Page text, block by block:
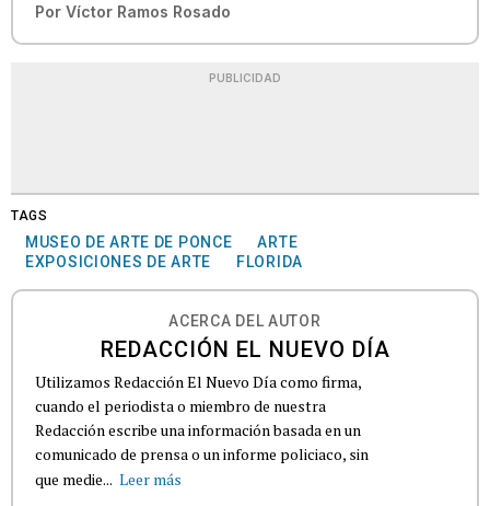
Por Víctor Ramos Rosado
PUBLICIDAD
TAGS
MUSEO DE ARTE DE PONCE
ARTE
EXPOSICIONES DE ARTE
FLORIDA
ACERCA DEL AUTOR
REDACCIÓN EL NUEVO DÍA
Utilizamos Redacción El Nuevo Día como firma,
cuando el periodista o miembro de nuestra
Redacción escribe una información basada en un
comunicado de prensa o un informe policiaco, sin
que medie... Leer más